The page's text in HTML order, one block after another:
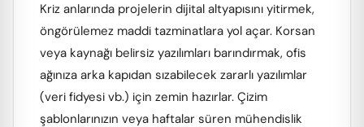
Kriz anlarında projelerin dijital altyapısını yitirmek,
öngörülemez maddi tazminatlara yol açar. Korsan
veya kaynağı belirsiz yazılımları barındırmak, ofis
ağınıza arka kapıdan sızabilecek zararlı yazılımlar
(veri fidyesi vb.) için zemin hazırlar. Çizim
şablonlarınızın veya haftalar süren mühendislik